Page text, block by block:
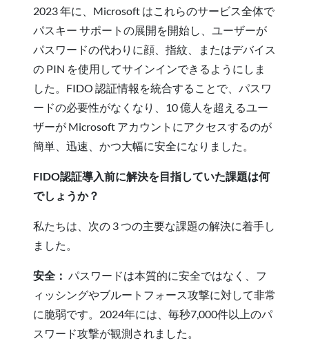
2023 年に、Microsoft はこれらのサービス全体で
パスキー サポートの展開を開始し、ユーザーが
パスワードの代わりに顔、指紋、またはデバイス
の PIN を使用してサインインできるようにしま
した。FIDO 認証情報を統合することで、パスワ
ードの必要性がなくなり、10 億人を超えるユー
ザーが Microsoft アカウントにアクセスするのが
簡単、迅速、かつ大幅に安全になりました。
FIDO認証導入前に解決を目指していた課題は何
でしょうか？
私たちは、次の 3 つの主要な課題の解決に着手し
ました。
安全： パスワードは本質的に安全ではなく、フ
ィッシングやブルートフォース攻撃に対して非常
に脆弱です。2024年には、毎秒7,000件以上のパ
スワード攻撃が観測されました。